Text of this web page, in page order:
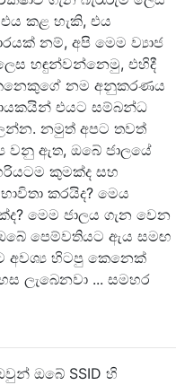
කළ හැකි, එය
නම්, අපි මෙම ව්‍යාජ
හඳුන්වන්නෙමු, එහිදී
නම අනුකරණය
එයට සම්බන්ධ
නමුත් අපට තවත්
වනු ඇත, ඔබේ ජාලයේ
කුමක්ද සහ
කරයිද? මෙය
මෙම ජාලය ගැන වෙන
පෙම්වතියට ඇය සමඟ
අවශ්‍ය හිටපු කෙනෙක්
ලැබෙනවා ... සමහර
ඔබේ SSID හි